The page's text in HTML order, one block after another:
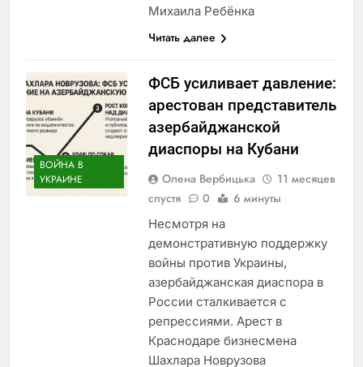
Михаила Ребёнка
Читать далее
ВОЙНА В
УКРАИНЕ
ФСБ усиливает давление:
арестован представитель
азербайджанской
диаспоры на Кубани
Олена Вербицька
11 месяцев
спустя
0 6 минуты
Несмотря на
демонстративную поддержку
войны против Украины,
азербайджанская диаспора в
России сталкивается с
репрессиями. Арест в
Краснодаре бизнесмена
Шахлара Новрузова